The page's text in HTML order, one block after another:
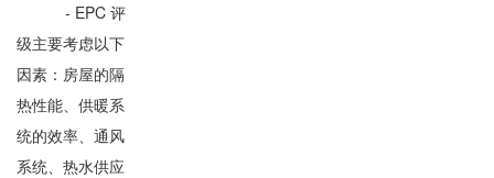
- EPC 评
级主要考虑以下
因素：房屋的隔
热性能、供暖系
统的效率、通风
系统、热水供应